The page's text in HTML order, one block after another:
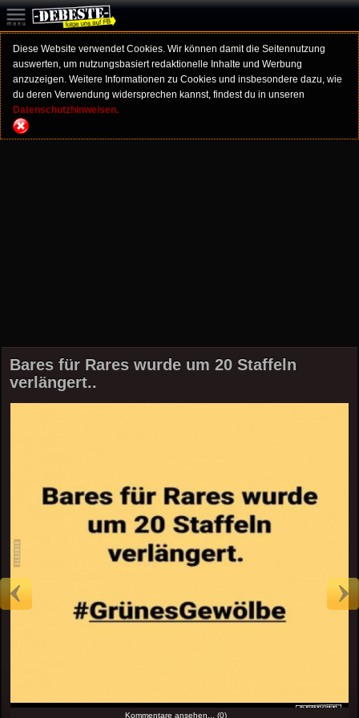
Diese Website verwendet Cookies. Wir können damit die Seitennutzung
auswerten, um nutzungsbasiert redaktionelle Inhalte und Werbung
anzuzeigen. Weitere Informationen zu Cookies und insbesondere dazu, wie
du deren Verwendung widersprechen kannst, findest du in unseren
Datenschutzhinweisen.
Bares für Rares wurde um 20 Staffeln
verlängert..
Kommentare ansehen... (0)